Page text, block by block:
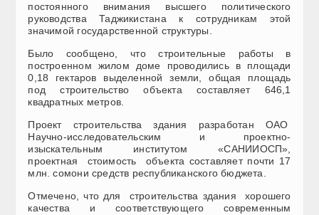
постоянного внимания высшего политического
руководства Таджикистана к сотрудникам этой
значимой государственной структуры.
Было сообщено, что строительные работы в
построенном жилом доме проводились в площади
0,18 гектаров выделенной земли, общая площадь
под строительство объекта составляет 646,1
квадратных метров.
Проект строительства здания разработан ОАО
Научно-исследовательским и проектно-
изыскательным институтом «САНИИОСП»,
проектная стоимость объекта составляет почти 17
млн. сомони средств республиканского бюджета.
Отмечено, что для строительства здания хорошего
качества и соответствующего современным